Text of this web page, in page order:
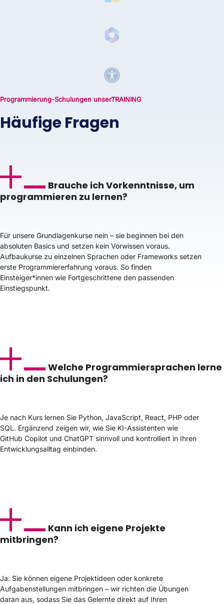
Programmierung-Schulungen unserTRAINING
Häufige Fragen
Brauche ich Vorkenntnisse, um
programmieren zu lernen?
Für unsere Grundlagenkurse nein – sie beginnen bei den
absoluten Basics und setzen kein Vorwissen voraus.
Aufbaukurse zu einzelnen Sprachen oder Frameworks setzen
erste Programmiererfahrung voraus. So finden
Einsteiger*innen wie Fortgeschrittene den passenden
Einstiegspunkt.
Welche Programmiersprachen lerne
ich in den Schulungen?
Je nach Kurs lernen Sie Python, JavaScript, React, PHP oder
SQL. Ergänzend zeigen wir, wie Sie KI-Assistenten wie
GitHub Copilot und ChatGPT sinnvoll und kontrolliert in Ihren
Entwicklungsalltag einbinden.
Kann ich eigene Projekte
mitbringen?
Ja. Sie können eigene Projektideen oder konkrete
Aufgabenstellungen mitbringen – wir richten die Übungen
daran aus, sodass Sie das Gelernte direkt auf Ihren